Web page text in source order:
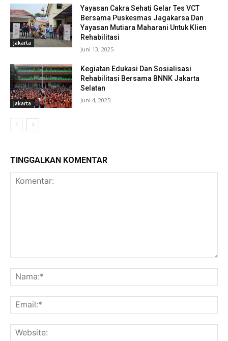
Jakarta
Yayasan Cakra Sehati Gelar Tes VCT
Bersama Puskesmas Jagakarsa Dan
Yayasan Mutiara Maharani Untuk Klien
Rehabilitasi
Juni 13, 2025
Jakarta
Kegiatan Edukasi Dan Sosialisasi
Rehabilitasi Bersama BNNK Jakarta
Selatan
Juni 4, 2025
TINGGALKAN KOMENTAR